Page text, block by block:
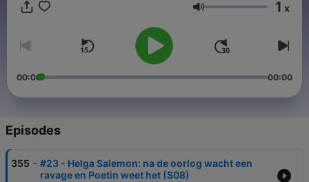
Volume 1 x
00:00 00:00
Episodes
355 - #23 - Helga Salemon: na de oorlog wacht een
ravage en Poetin weet het (S08)